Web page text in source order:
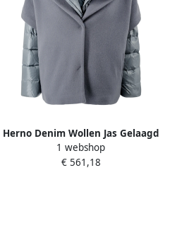
Herno Denim Wollen Jas Gelaagd
Design Blue Dames
1 webshop
€ 561,18